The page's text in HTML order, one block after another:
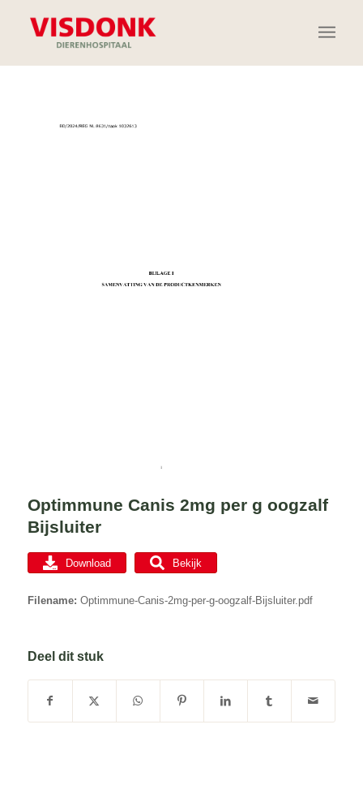
Optimmune Canis 2mg per g oogzalf
Bijsluiter
Download Bekijk
Filename: Optimmune-Canis-2mg-per-g-oogzalf-Bijsluiter.pdf
Deel dit stuk